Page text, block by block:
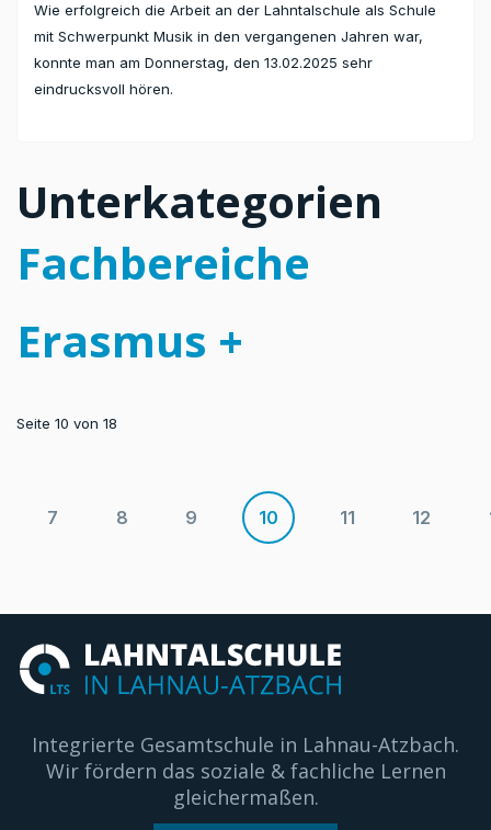
Wie erfolgreich die Arbeit an der Lahntalschule als Schule
mit Schwerpunkt Musik in den vergangenen Jahren war,
konnte man am Donnerstag, den 13.02.2025 sehr
eindrucksvoll hören.
Unterkategorien
Fachbereiche
Erasmus +
Seite 10 von 18
7 8 9 10 11 12
Integrierte Gesamtschule in Lahnau-Atzbach.
Wir fördern das soziale & fachliche Lernen
gleichermaßen.